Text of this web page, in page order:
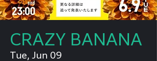
CRAZY BANANA
Tue, Jun 09